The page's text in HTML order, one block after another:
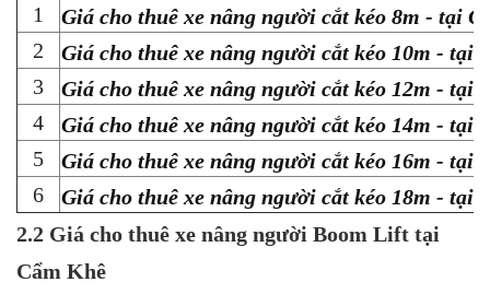
1
Giá cho thuê xe nâng người cắt kéo 8m - tại
2
Giá cho thuê xe nâng người cắt kéo 10m - tại
3
Giá cho thuê xe nâng người cắt kéo 12m - tại
4
Giá cho thuê xe nâng người cắt kéo 14m - tại
5
Giá cho thuê xe nâng người cắt kéo 16m - tại
6
Giá cho thuê xe nâng người cắt kéo 18m - tại
2.2 Giá cho thuê xe nâng người Boom Lift tại
Cẩm Khê